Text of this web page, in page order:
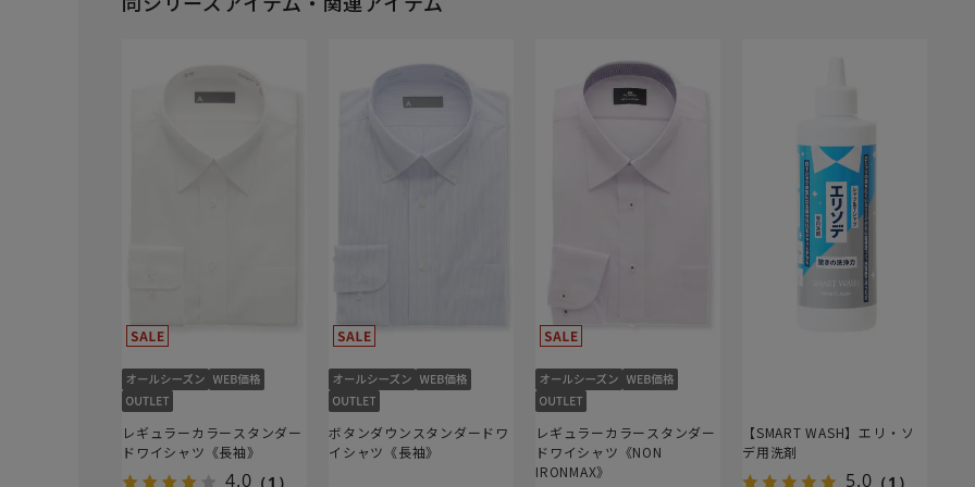
レギュラーカラースタンダー
ドワイシャツ《長袖》
4.0 （1）
ボタンダウンスタンダードワ
イシャツ《長袖》
レギュラーカラースタンダー
ドワイシャツ《NON
IRONMAX》
【SMART WASH】エリ・ソ
デ用洗剤
5.0 （1）